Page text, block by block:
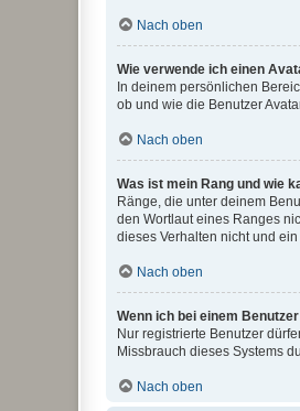
Nach oben
Wie verwende ich einen
In deinem persönlichen
ob und wie die Benutzer
Nach oben
Was ist mein Rang und wie
Ränge, die unter deinem
den Wortlaut eines Ranges
dieses Verhalten nicht und
Nach oben
Wenn ich bei einem
Nur registrierte Benutzer
Missbrauch dieses Systems
Nach oben